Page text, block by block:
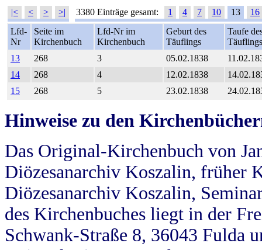
|< < > >| 3380 Einträge gesamt: 1 4 7 10 13
16
Lfd-
Nr
Seite im
Kirchenbuch
Lfd-Nr im
Kirchenbuch
Geburt des
Täuflings
Taufe
Täuflings
13
268 3 05.02.1838
14
268 4 12.02.1838
15
268 5 23.02.1838
Hinweise zu den
Das Original-Kirchenbuch von
Diözesanarchiv Koszalin, früher
Diözesanarchiv Koszalin,
des Kirchenbuches liegt in der
Schwank-Straße 8, 36043 Fulda